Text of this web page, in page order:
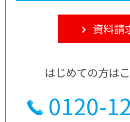
資料請
はじめての方は
0120-